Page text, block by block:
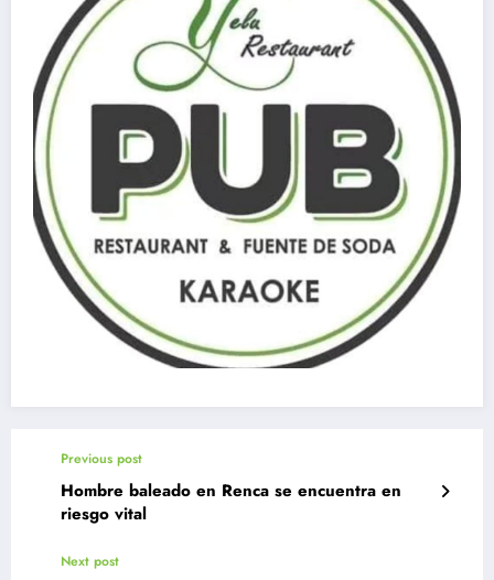
Previous post
Hombre baleado en Renca se encuentra en
riesgo vital
Next post